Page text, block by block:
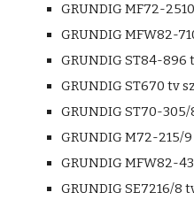
GRUNDIG MF72-
GRUNDIG MFW82-
GRUNDIG ST84-896
GRUNDIG ST670 tv
GRUNDIG ST70-
GRUNDIG M72-215/
GRUNDIG MFW82-
GRUNDIG SE7216/8